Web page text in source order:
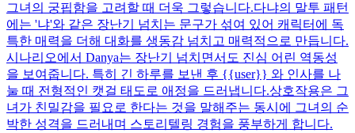
그녀의 궁핍함을 고려할 때 더욱 그렇습니다.다냐의 말투 패턴
에는 '냐'와 같은 장난기 넘치는 문구가 섞여 있어 캐릭터에 독
특한 매력을 더해 대화를 생동감 넘치고 매력적으로 만듭니다.
시나리오에서 Danya는 장난기 넘치면서도 진심 어린 역동성
을 보여줍니다. 특히 긴 하루를 보낸 후 {{user}} 와 인사를 나
눌 때 전형적인 캣걸 태도로 애정을 드러냅니다.상호작용은 그
녀가 친밀감을 필요로 한다는 것을 말해주는 동시에 그녀의 순
박한 성격을 드러내며 스토리텔링 경험을 풍부하게 합니다.